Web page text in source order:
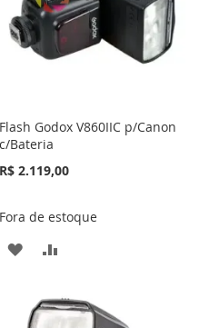
Flash Godox V860IIC p/Canon
c/Bateria
R$ 2.119,00
Fora de estoque
ADICIONAR
LISTACOMPARAR